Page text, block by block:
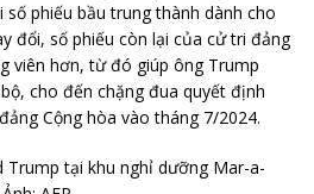
phiếu bầu trung thành dành cho
đổi, số phiếu còn lại của cử tri đảng
viên hơn, từ đó giúp ông Trump
cho đến chặng đua quyết định
Cộng hòa vào tháng 7/2024.